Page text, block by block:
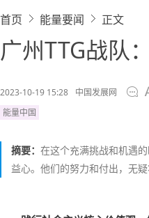
首页 能量要闻 正文
广州TTG战队
2023-10-19 15:28
中国发展网
能量中国
摘要： 在这个充满挑战和机遇
益心。他们的努力和付出，无